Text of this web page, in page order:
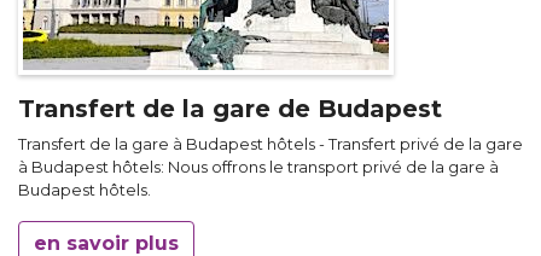
Transfert de la gare de Budapest
Transfert de la gare à Budapest hôtels - Transfert privé de la gare
à Budapest hôtels: Nous offrons le transport privé de la gare à
Budapest hôtels.
en savoir plus